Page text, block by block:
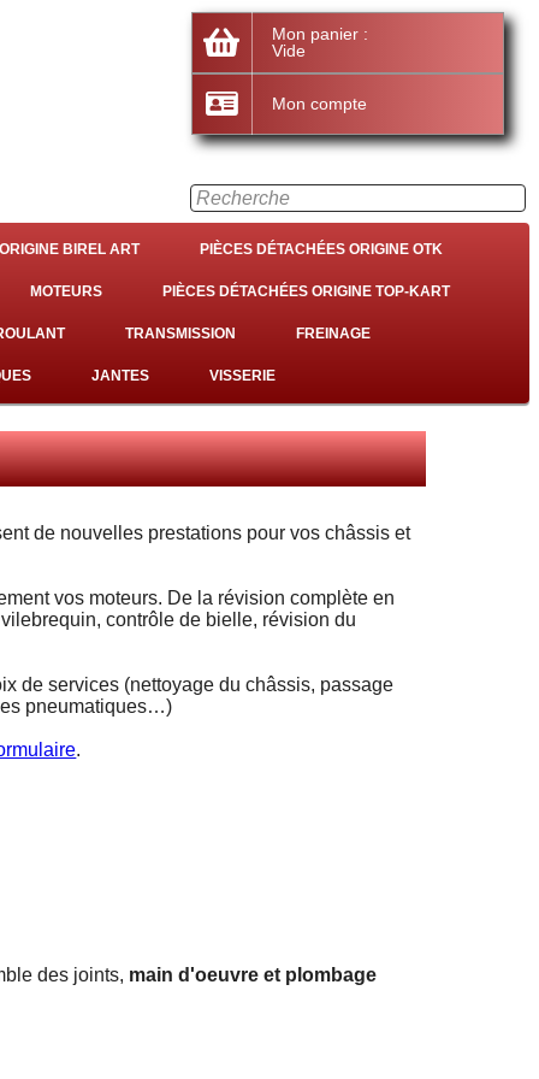
Mon panier :
Vide
Mon compte
BIREL ART PIÈCES DÉTACHÉES ORIGINE OTK
MOTEURS PIÈCES DÉTACHÉES ORIGINE TOP-KART
TRANSMISSION FREINAGE
JANTES VISSERIE
de nouvelles prestations pour vos châssis et
vos moteurs. De la révision complète en
contrôle de bielle, révision du
de services (nettoyage du châssis, passage
pneumatiques…)
.
des joints, main d'oeuvre et plombage